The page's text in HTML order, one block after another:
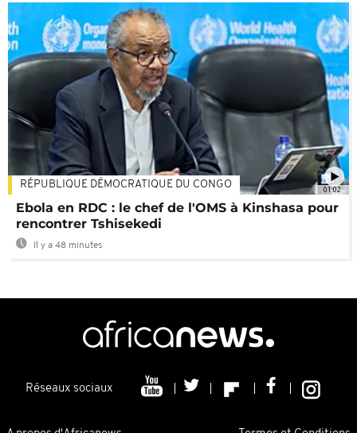
01:02
RÉPUBLIQUE DÉMOCRATIQUE DU CONGO
Ebola en RDC : le chef de l'OMS à Kinshasa pour
rencontrer Tshisekedi
Il y a 48 minutes
Réseaux sociaux